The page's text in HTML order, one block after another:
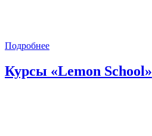
Подробнее
Курсы «Lemon School»